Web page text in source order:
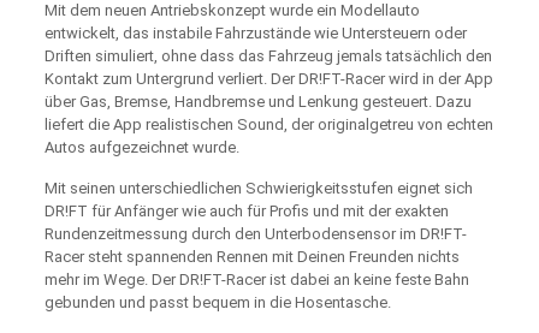
Mit dem neuen Antriebskonzept wurde ein Modellauto
entwickelt, das instabile Fahrzustände wie Untersteuern oder
Driften simuliert, ohne dass das Fahrzeug jemals tatsächlich den
Kontakt zum Untergrund verliert. Der DR!FT-Racer wird in der App
über Gas, Bremse, Handbremse und Lenkung gesteuert. Dazu
liefert die App realistischen Sound, der originalgetreu von echten
Autos aufgezeichnet wurde.
Mit seinen unterschiedlichen Schwierigkeitsstufen eignet sich
DR!FT für Anfänger wie auch für Profis und mit der exakten
Rundenzeitmessung durch den Unterbodensensor im DR!FT-
Racer steht spannenden Rennen mit Deinen Freunden nichts
mehr im Wege. Der DR!FT-Racer ist dabei an keine feste Bahn
gebunden und passt bequem in die Hosentasche.